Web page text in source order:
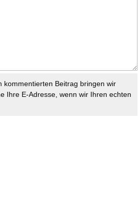
kommentierten Beitrag bringen wir
Ihre E-Adresse, wenn wir Ihren echten